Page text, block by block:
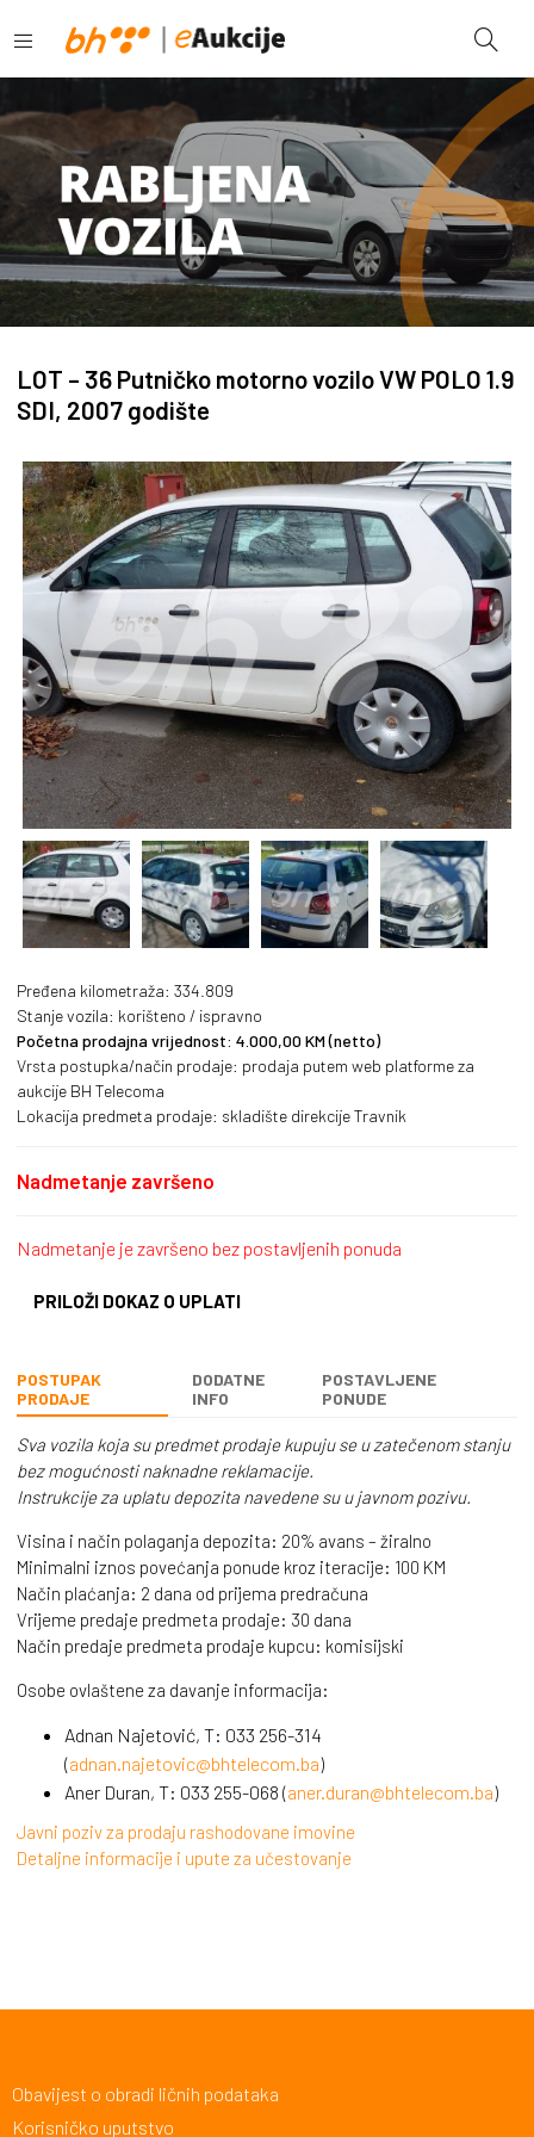
LOT – 36 Putničko motorno vozilo VW POLO 1.9
SDI, 2007 godište
Pređena kilometraža: 334.809
Stanje vozila: korišteno / ispravno
Početna prodajna vrijednost: 4.000,00 KM (netto)
Vrsta postupka/način prodaje: prodaja putem web platforme za
aukcije BH Telecoma
Lokacija predmeta prodaje: skladište direkcije Travnik
Nadmetanje završeno
Nadmetanje je završeno bez postavljenih ponuda
PRILOŽI DOKAZ O UPLATI
POSTUPAK
PRODAJE
DODATNE
INFO
POSTAVLJENE
PONUDE
Sva vozila koja su predmet prodaje kupuju se u zatečenom stanju
bez mogućnosti naknadne reklamacije.
Instrukcije za uplatu depozita navedene su u javnom pozivu.
Visina i način polaganja depozita: 20% avans – žiralno
Minimalni iznos povećanja ponude kroz iteracije: 100 KM
Način plaćanja: 2 dana od prijema predračuna
Vrijeme predaje predmeta prodaje: 30 dana
Način predaje predmeta prodaje kupcu: komisijski
Osobe ovlaštene za davanje informacija:
Adnan Najetović, T: 033 256-314
(adnan.najetovic@bhtelecom.ba)
Aner Duran, T: 033 255-068 (aner.duran@bhtelecom.ba)
Javni poziv za prodaju rashodovane imovine
Detaljne informacije i upute za učestovanje
Obavijest o obradi ličnih podataka
Korisničko uputstvo